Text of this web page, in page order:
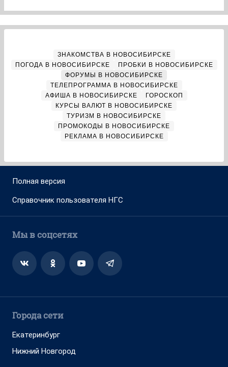
ЗНАКОМСТВА В НОВОСИБИРСКЕ
ПОГОДА В НОВОСИБИРСКЕ
ПРОБКИ В НОВОСИБИРСКЕ
ФОРУМЫ В НОВОСИБИРСКЕ
ТЕЛЕПРОГРАММА В НОВОСИБИРСКЕ
АФИША В НОВОСИБИРСКЕ
ГОРОСКОП
КУРСЫ ВАЛЮТ В НОВОСИБИРСКЕ
ТУРИЗМ В НОВОСИБИРСКЕ
ПРОМОКОДЫ В НОВОСИБИРСКЕ
РЕКЛАМА В НОВОСИБИРСКЕ
Полная версия
Справочник пользователя НГС
Мы в соцсетях
Города сети
Екатеринбург
Нижний Новгород